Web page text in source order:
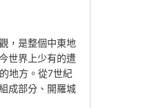
，是整個中東地
世界上少有的遭
地方。從7世紀
成部分、開羅城